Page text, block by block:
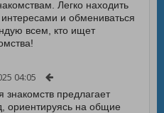
Легко находить
и обмениваться
всем, кто ищет
04:05
предлагает
ориентируясь на общие